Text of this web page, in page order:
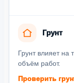
Грунт
Грунт влияет на
объём работ.
Проверить